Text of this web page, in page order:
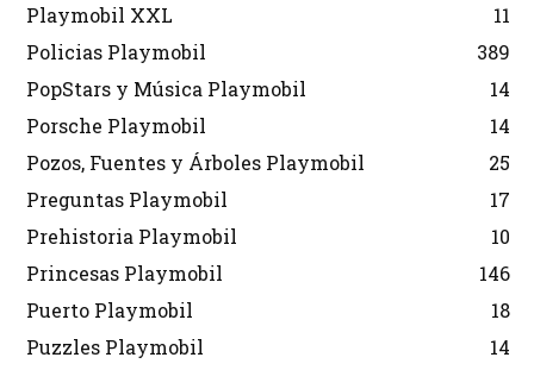
Playmobil XXL
11
Policias Playmobil
389
PopStars y Música Playmobil
14
Porsche Playmobil
14
Pozos, Fuentes y Árboles Playmobil
25
Preguntas Playmobil
17
Prehistoria Playmobil
10
Princesas Playmobil
146
Puerto Playmobil
18
Puzzles Playmobil
14